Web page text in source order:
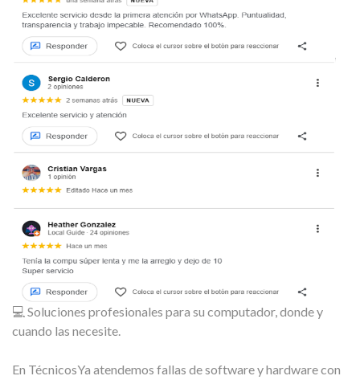
💻 Soluciones profesionales para su computador, donde y
cuando las necesite.
En TécnicosYa atendemos fallas de software y hardware con